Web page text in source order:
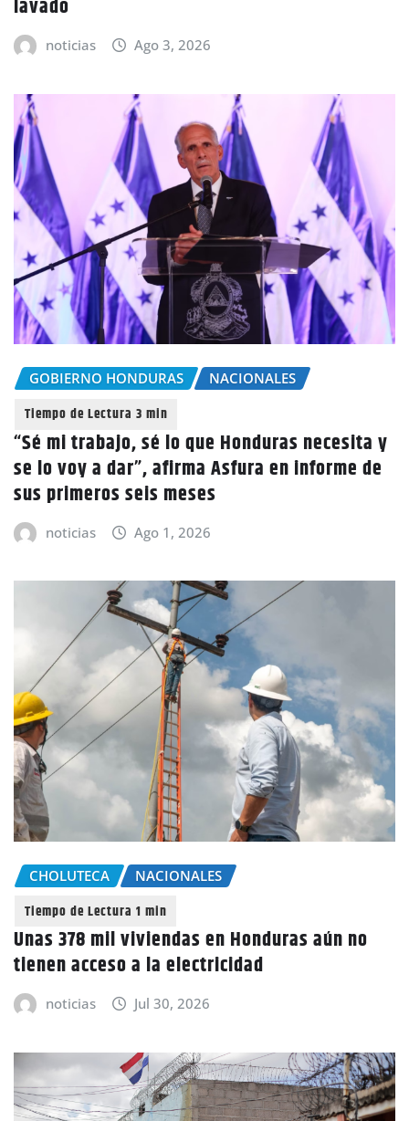
lavado
noticias Ago 3, 2026
GOBIERNO HONDURAS NACIONALES
“Sé mi trabajo, sé lo que Honduras necesita y
se lo voy a dar”, afirma Asfura en informe de
sus primeros seis meses
noticias Ago 1, 2026
CHOLUTECA NACIONALES
Unas 378 mil viviendas en Honduras aún no
tienen acceso a la electricidad
noticias Jul 30, 2026